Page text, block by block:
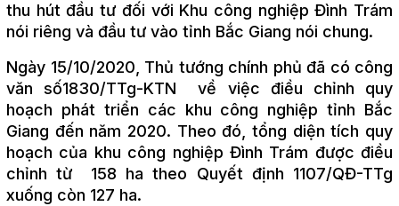
thu hút đầu tư đối với Khu công nghiệp Đình Trám
nói riêng và đầu tư vào tỉnh Bắc Giang nói chung.
Ngày 15/10/2020, Thủ tướng chính phủ đã có công
văn số1830/TTg-KTN về việc điều chỉnh quy
hoạch phát triển các khu công nghiệp tỉnh Bắc
Giang đến năm 2020. Theo đó, tổng diện tích quy
hoạch của khu công nghiệp Đình Trám được điều
chỉnh từ 158 ha theo Quyết định 1107/QĐ-TTg
xuống còn 127 ha.